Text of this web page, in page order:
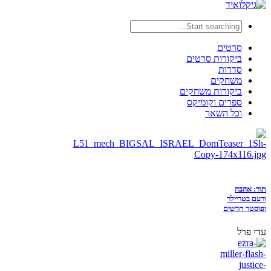
סרטים
ביקורות סרטים
סדרות
משחקים
ביקורות משחקים
ספרים וקומיקס
וכל השאר
תור: אהבה
ורעם בטריילר
ופוסטר חדשים
עדי פרל